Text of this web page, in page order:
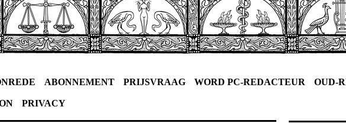
ABONNEMENT PRIJSVRAAG WORD PC-REDACTEUR OUD-
PRIVACY